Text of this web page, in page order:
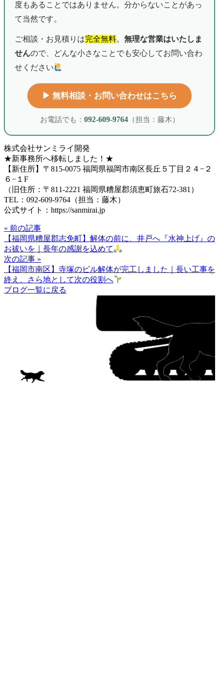
度もあることではありません。分からないことがあっ
て当然です。
ご相談・お見積りは完全無料。 無理な営業はいたしま
せんので、どんな小さなことでも安心してお問い合わ
せください
▶︎ 無料相談・お問い合わせはこちら
お電話でも： 092-609-9764（担当：藤木）
株式会社サンミライ開発
★新事務所へ移転しました！★
【新住所】〒815-0075 福岡県福岡市南区長丘５丁目２４−２
６−１F
（旧住所：〒811-2221 福岡県糟屋郡須恵町旅石72-381）
TEL：092-609-9764（担当：藤木）
公式サイト：https://sanmirai.jp
« 前の記事
【福岡県糟屋郡志免町】解体の前に、井戸へ『水神上げ』の
お祓いを｜長年の感謝を込めて
次の記事 »
【福岡市南区】寺塚のビル解体が完工しました｜長い工事を
終え、さら地として次の役割へ
ブログ一覧に戻る